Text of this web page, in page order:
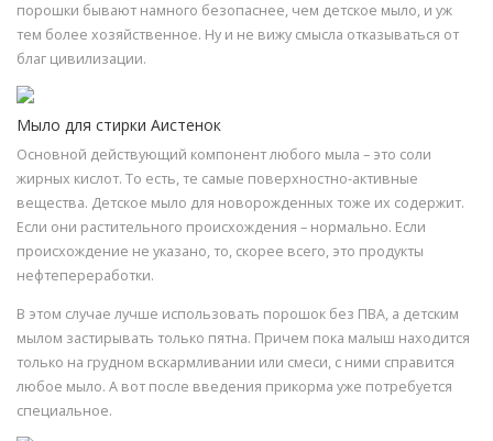
порошки бывают намного безопаснее, чем детское мыло, и уж
тем более хозяйственное. Ну и не вижу смысла отказываться от
благ цивилизации.
Мыло для стирки Аистенок
Основной действующий компонент любого мыла – это соли
жирных кислот. То есть, те самые поверхностно-активные
вещества. Детское мыло для новорожденных тоже их содержит.
Если они растительного происхождения – нормально. Если
происхождение не указано, то, скорее всего, это продукты
нефтепереработки.
В этом случае лучше использовать порошок без ПВА, а детским
мылом застирывать только пятна. Причем пока малыш находится
только на грудном вскармливании или смеси, с ними справится
любое мыло. А вот после введения прикорма уже потребуется
специальное.